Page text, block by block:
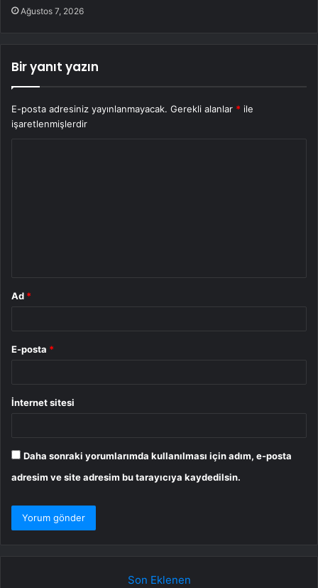
Ağustos 7, 2026
Bir yanıt yazın
E-posta adresiniz yayınlanmayacak. Gerekli alanlar * ile
işaretlenmişlerdir
Ad *
E-posta *
İnternet sitesi
Daha sonraki yorumlarımda kullanılması için adım, e-posta
adresim ve site adresim bu tarayıcıya kaydedilsin.
Son Eklenen